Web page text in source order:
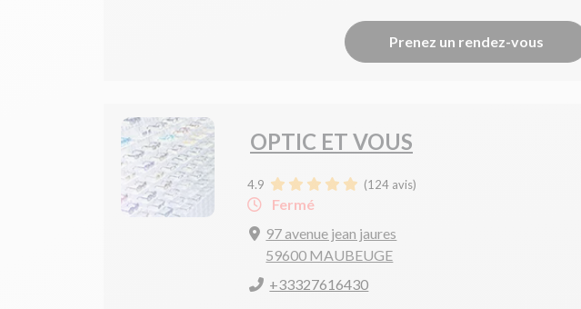
Prenez un rendez-vous
OPTIC ET VOUS
4.9 (124 avis)
Fermé
97 avenue jean jaures
59600 MAUBEUGE
+33327616430